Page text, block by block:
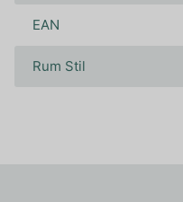
EAN
Rum Stil